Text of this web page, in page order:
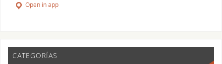
Open in app
CATEGORÍAS